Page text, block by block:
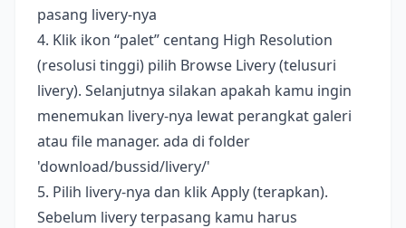
pasang livery-nya
4. Klik ikon “palet” centang High Resolution
(resolusi tinggi) pilih Browse Livery (telusuri
livery). Selanjutnya silakan apakah kamu ingin
menemukan livery-nya lewat perangkat galeri
atau file manager. ada di folder
'download/bussid/livery/'
5. Pilih livery-nya dan klik Apply (terapkan).
Sebelum livery terpasang kamu harus